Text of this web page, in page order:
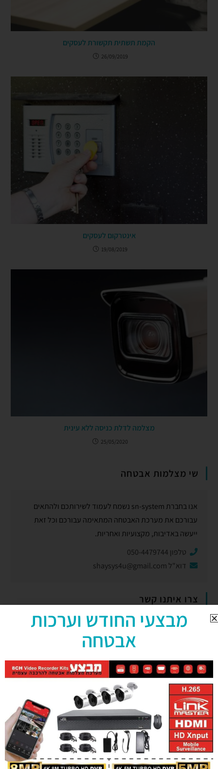
הקמת תשתית תקשורת לעסקים
26/09/2019
אינטרקום לעסקים
19/08/2019
מצלמה לדלת כניסה ללא עינית
25/05/2020
שי מצלמות אבטחה
אנו בחברת sn-system נשמח לעמוד לשירותכם ולהתאים
עבורכם את מערכת האבטחה המתאימה עבורכם וכל זאת
ייעשה באדיבות, מקצועיות ואחריות.
טלפון 050-4479744
דוא"ל shaysys4u@gmail.com
צרו איתנו קשר
אני מאשר שקראתי והסכמתי לתקנון הפרטיות
שליחה
מבצעי החודש וערכות
אבטחה